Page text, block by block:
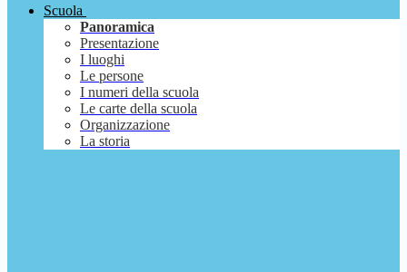
Scuola
Panoramica
Presentazione
I luoghi
Le persone
I numeri della scuola
Le carte della scuola
Organizzazione
La storia